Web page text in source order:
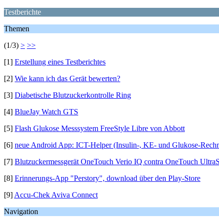
Testberichte
Themen
(1/3) > >>
[1] Erstellung eines Testberichtes
[2] Wie kann ich das Gerät bewerten?
[3] Diabetische Blutzuckerkontrolle Ring
[4] BlueJay Watch GTS
[5] Flash Glukose Messsystem FreeStyle Libre von Abbott
[6] neue Android App: ICT-Helper (Insulin-, KE- und Glukose-
[7] Blutzuckermessgerät OneTouch Verio IQ contra OneTouch
[8] Erinnerungs-App "Perstory", download über den Play-Store
[9] Accu-Chek Aviva Connect
Navigation